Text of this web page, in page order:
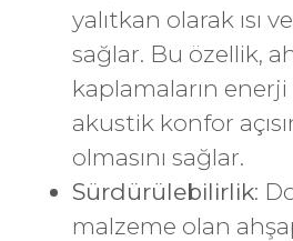
yalıtkan olarak ısı
sağlar. Bu özellik,
kaplamaların
akustik konfor
olmasını sağlar.
Sürdürülebilirlik:
malzeme olan